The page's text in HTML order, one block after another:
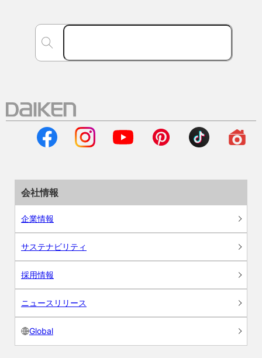
会社情報
企業情報
サステナビリティ
採用情報
ニュースリリース
Global